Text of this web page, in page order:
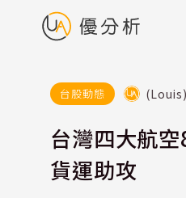
台股動態
台灣四大航
貨運助攻